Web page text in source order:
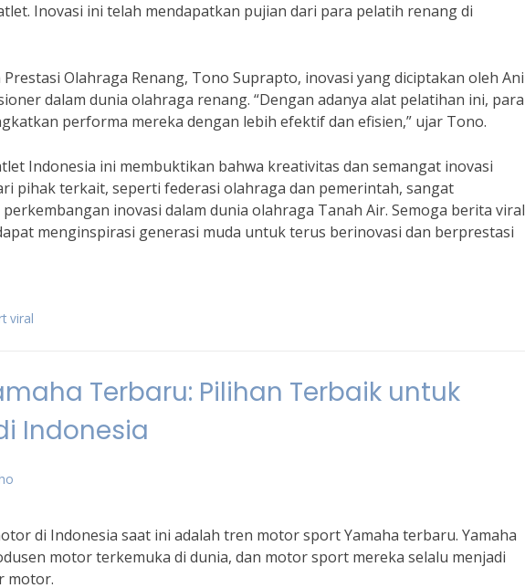
Inovasi ini telah mendapatkan pujian dari para pelatih renang di
Olahraga Renang, Tono Suprapto, inovasi yang diciptakan oleh Ani
dalam dunia olahraga renang. “Dengan adanya alat pelatihan ini, para
performa mereka dengan lebih efektif dan efisien,” ujar Tono.
Indonesia ini membuktikan bahwa kreativitas dan semangat inovasi
pihak terkait, seperti federasi olahraga dan pemerintah, sangat
inovasi dalam dunia olahraga Tanah Air. Semoga berita viral
menginspirasi generasi muda untuk terus berinovasi dan berprestasi
viral
Terbaru: Pilihan Terbaik untuk
Indonesia
di Indonesia saat ini adalah tren motor sport Yamaha terbaru. Yamaha
motor terkemuka di dunia, dan motor sport mereka selalu menjadi
motor.